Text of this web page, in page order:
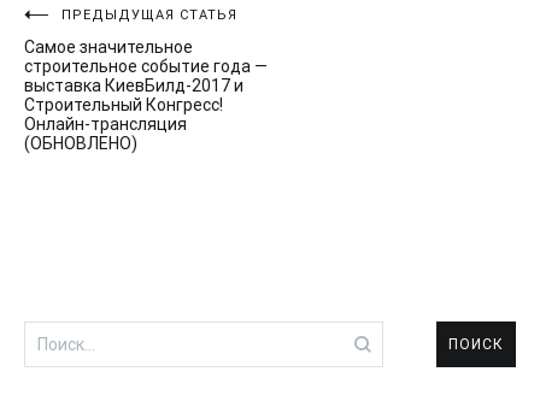
Навигация
по
записям
ПРЕДЫДУЩАЯ СТАТЬЯ
Самое значительное
строительное событие года —
выставка КиевБилд-2017 и
Строительный Конгресс!
Онлайн-трансляция
(ОБНОВЛЕНО)
Найти: